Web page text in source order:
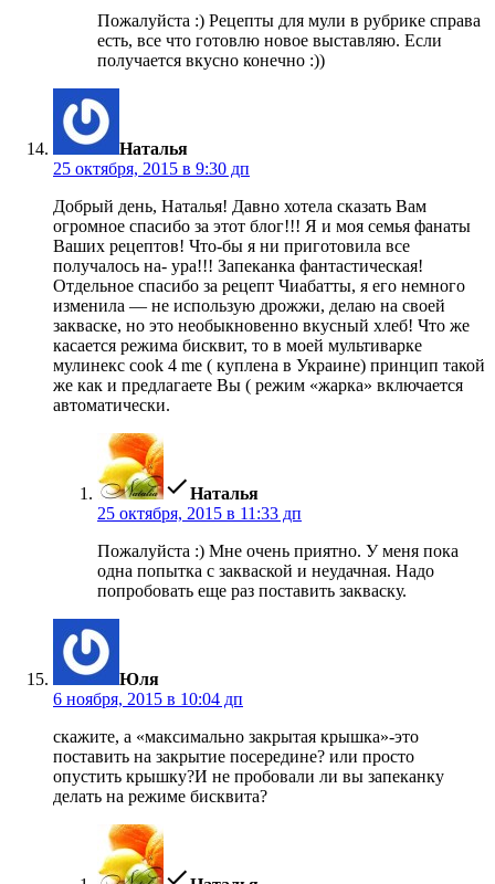
Пожалуйста :) Рецепты для мули в рубрике справа
есть, все что готовлю новое выставляю. Если
получается вкусно конечно :))
Наталья
25 октября, 2015 в 9:30 дп
Добрый день, Наталья! Давно хотела сказать Вам
огромное спасибо за этот блог!!! Я и моя семья фанаты
Ваших рецептов! Что-бы я ни приготовила все
получалось на- ура!!! Запеканка фантастическая!
Отдельное спасибо за рецепт Чиабатты, я его немного
изменила — не использую дрожжи, делаю на своей
закваске, но это необыкновенно вкусный хлеб! Что же
касается режима бисквит, то в моей мультиварке
мулинекс cook 4 me ( куплена в Украине) принцип такой
же как и предлагаете Вы ( режим «жарка» включается
автоматически.
Наталья
25 октября, 2015 в 11:33 дп
Пожалуйста :) Мне очень приятно. У меня пока
одна попытка с закваской и неудачная. Надо
попробовать еще раз поставить закваску.
Юля
6 ноября, 2015 в 10:04 дп
скажите, а «максимально закрытая крышка»-это
поставить на закрытие посередине? или просто
опустить крышку?И не пробовали ли вы запеканку
делать на режиме бисквита?